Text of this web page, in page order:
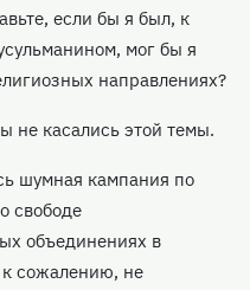
если бы я был, к
мог бы я
направлениях?
не касались этой темы.
шумная кампания по
свободе
объединениях в
к сожалению, не